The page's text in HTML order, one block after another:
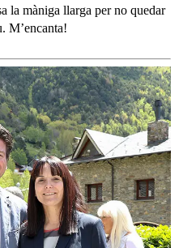
la màniga llarga per no quedar
M’encanta!